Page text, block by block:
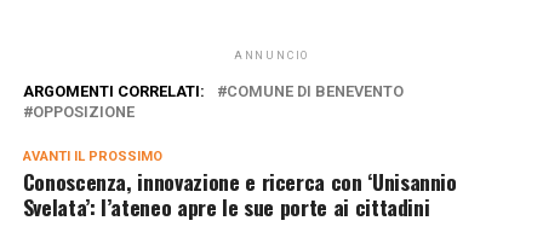
ANNUNCIO
ARGOMENTI CORRELATI:
COMUNE DI BENEVENTO
OPPOSIZIONE
AVANTI IL ​​PROSSIMO
Conoscenza, innovazione e ricerca con ‘Unisannio
Svelata’: l’ateneo apre le sue porte ai cittadini